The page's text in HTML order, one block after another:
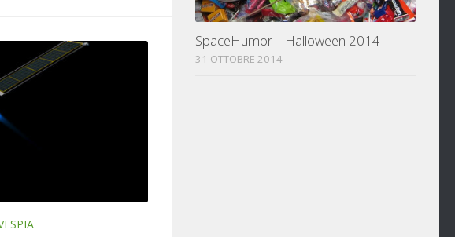
SpaceHumor – Halloween 2014
31 OTTOBRE 2014